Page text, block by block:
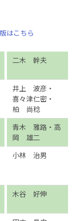
はこちら
二木 幹夫
井上 波彦・
喜々津仁密・
柏 尚稔
青木 雅路・高
岡 雄二
小林 治男
木谷 好伸